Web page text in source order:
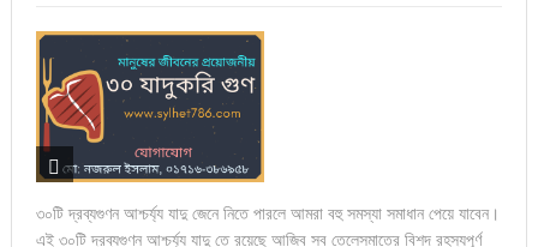
৩০টি দ্রব্যগুণন আশ্চর্য্য যাদু জেনে নিতে পারলে আমরা বহু সমস্যা সমাধান পেয়ে যাবেন।
এই ৩০টি দ্রব্যগুণন আশ্চর্য্য যাদু তে রয়েছে আজিব সব তেলেসমাতের বিশদ রহস্যপূর্ণ